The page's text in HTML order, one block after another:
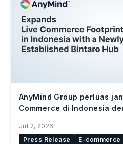
AnyMind Group perluas
Commerce di Indonesia
Jul 2, 2026
Press Release
E-commerce